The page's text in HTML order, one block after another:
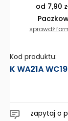
od 7,90
Cena nie
sprawdź
Kod produktu:
K WA21A
zapytaj o